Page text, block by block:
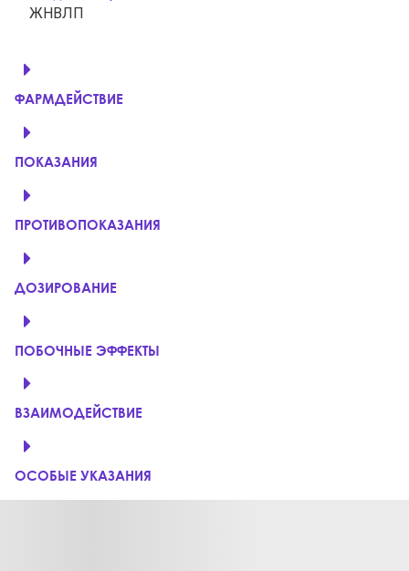
ЖНВЛП
ФАРМДЕЙСТВИЕ
ПОКАЗАНИЯ
ПРОТИВОПОКАЗАНИЯ
ДОЗИРОВАНИЕ
ПОБОЧНЫЕ ЭФФЕКТЫ
ВЗАИМОДЕЙСТВИЕ
ОСОБЫЕ УКАЗАНИЯ